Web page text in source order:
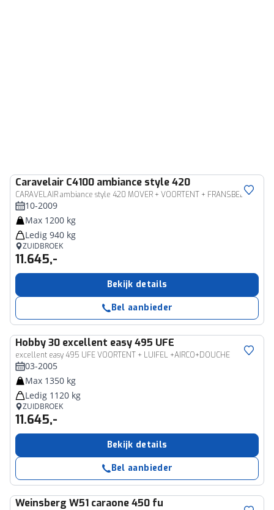
Caravelair C4100 ambiance style 420
CARAVELAIR ambiance style 420 MOVER + VOORTENT + FRANSBED
10-2009
Max 1200 kg
Ledig 940 kg
ZUIDBROEK
11.645,-
Bekijk details
Bel aanbieder
Hobby30 excellent easy 495 UFE
excellent easy 495 UFE VOORTENT + LUIFEL +AIRCO+DOUCHE
03-2005
Max 1350 kg
Ledig 1120 kg
ZUIDBROEK
11.645,-
Bekijk details
Bel aanbieder
Weinsberg W51 caraone 450 fu